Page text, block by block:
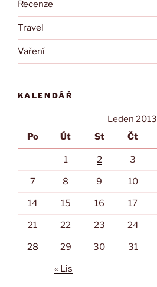
Recenze
Travel
Vaření
KALENDÁŘ
Leden 2013
Po
Út St Čt
1 2 3
7 8 9 10
14 15 16 17
21 22 23 24
28 29 30 31
« Lis